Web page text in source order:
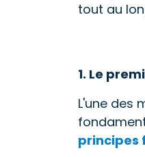
tout au
1. Le
L'une des
principes